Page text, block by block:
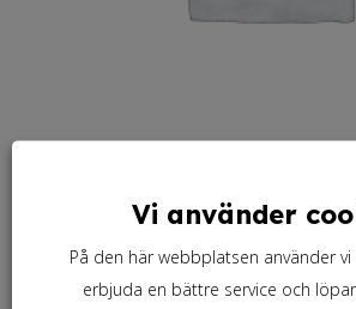
Linoljefärg specialkulör
Vi använder
På den här webbplatsen använder
erbjuda en bättre service och